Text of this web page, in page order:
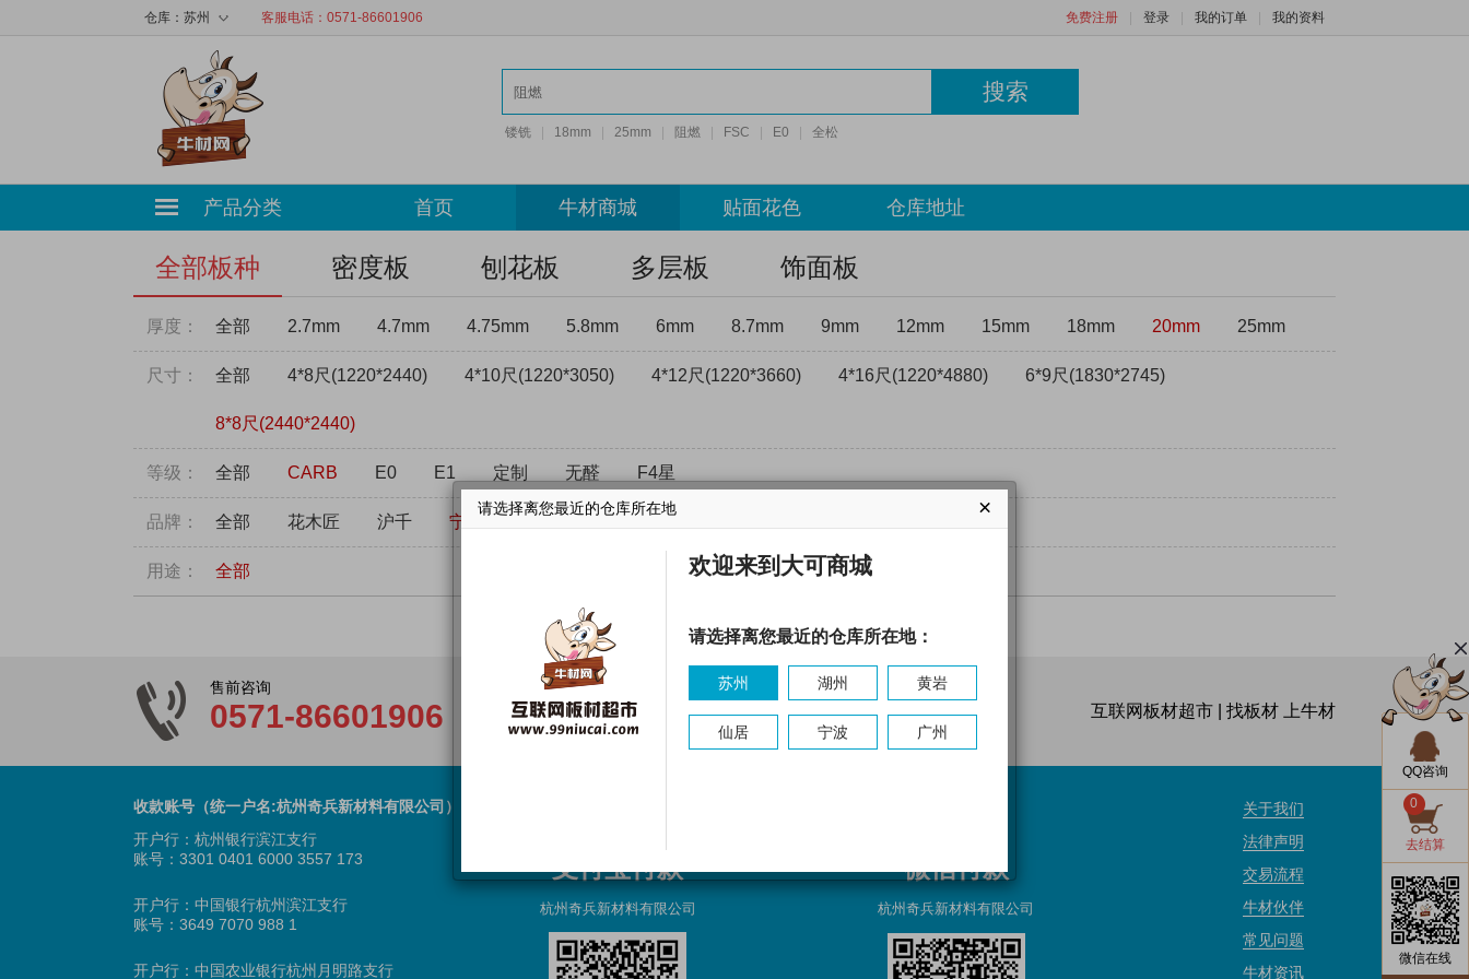
◇
仓库： 苏州 客服电话：0571-86601906 免费注册 登录 我的订单 我的资料
搜索
镂铣 18mm 25mm 阻燃 FSC E0 全松
产品分类 首页 牛材商城 贴面花色 仓库地址
全部板种 密度板 刨花板 多层板 饰面板
厚度： 全部 2.7mm 4.7mm 4.75mm 5.8mm 6mm 8.7mm 9mm 12mm 15mm 18mm 20mm 25mm
尺寸： 全部 4*8尺(1220*2440) 4*10尺(1220*3050) 4*12尺(1220*3660) 4*16尺(1220*4880) 6*9尺(1830*2745)
8*8尺(2440*2440)
等级： 全部 CARB E0 E1 定制 无醛 F4星
品牌： 全部 花木匠 沪千 宁丰 东森 乐林 东源
用途： 全部
售前咨询
0571-86601906 互联网板材超市 | 找板材 上牛材
收款账号（统一户名:杭州奇兵新材料有限公司）
开户行：杭州银行滨江支行
账号：3301 0401 6000 3557 173
开户行：中国银行杭州滨江支行
账号：3649 7070 988 1
开户行：中国农业银行杭州月明路支行
支付宝付款
杭州奇兵新材料有限公司
微信付款
杭州奇兵新材料有限公司
关于我们
法律声明
交易流程
牛材伙伴
常见问题
牛材资讯
QQ咨询
0
去结算
微信在线
请选择离您最近的仓库所在地 ×
欢迎来到大可商城
请选择离您最近的仓库所在地：
苏州 湖州 黄岩
仙居 宁波 广州